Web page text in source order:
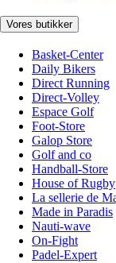
Vores butikker
Basket-Center
Daily Bikers
Direct Running
Direct-Volley
Espace Golf
Foot-Store
Galop Store
Golf and co
Handball-Store
House of Rugby
La sellerie de
Made in Paradis
Nauti-wave
On-Fight
Padel-Expert